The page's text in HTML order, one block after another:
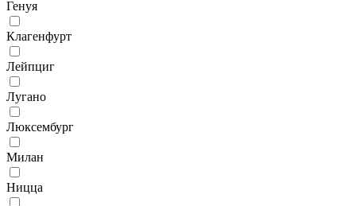
Генуя
Клагенфурт
Лейпциг
Лугано
Люксембург
Милан
Ницца